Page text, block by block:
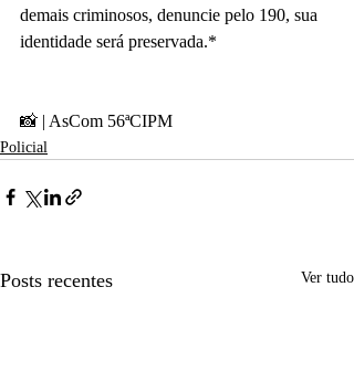
demais criminosos, denuncie pelo 190, sua
identidade será preservada.*
📸 | AsCom 56ªCIPM
Policial
Posts recentes Ver tudo